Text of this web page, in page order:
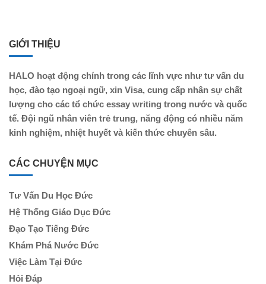
GIỚI THIỆU
HALO hoạt động chính trong các lĩnh vực như tư vấn du
học, đào tạo ngoại ngữ, xin Visa, cung cấp nhân sự chất
lượng cho các tổ chức essay writing trong nước và quốc
tế. Đội ngũ nhân viên trẻ trung, năng động có nhiều năm
kinh nghiệm, nhiệt huyết và kiến thức chuyên sâu.
CÁC CHUYỆN MỤC
Tư Vấn Du Học Đức
Hệ Thống Giáo Dục Đức
Đạo Tạo Tiếng Đức
Khám Phá Nước Đức
Việc Làm Tại Đức
Hỏi Đáp